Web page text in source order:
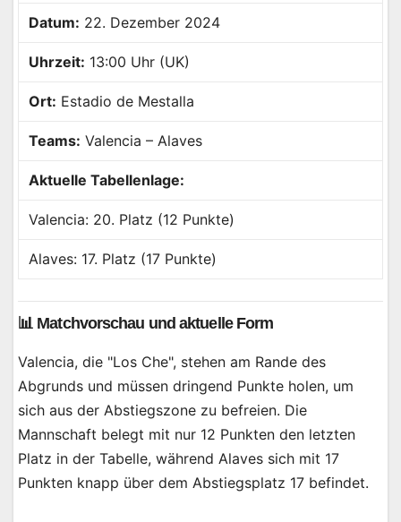
Datum: 22. Dezember 2024
Uhrzeit: 13:00 Uhr (UK)
Ort: Estadio de Mestalla
Teams: Valencia – Alaves
Aktuelle Tabellenlage:
Valencia: 20. Platz (12 Punkte)
Alaves: 17. Platz (17 Punkte)
📊 Matchvorschau und aktuelle Form
Valencia, die "Los Che", stehen am Rande des
Abgrunds und müssen dringend Punkte holen, um
sich aus der Abstiegszone zu befreien. Die
Mannschaft belegt mit nur 12 Punkten den letzten
Platz in der Tabelle, während Alaves sich mit 17
Punkten knapp über dem Abstiegsplatz 17 befindet.